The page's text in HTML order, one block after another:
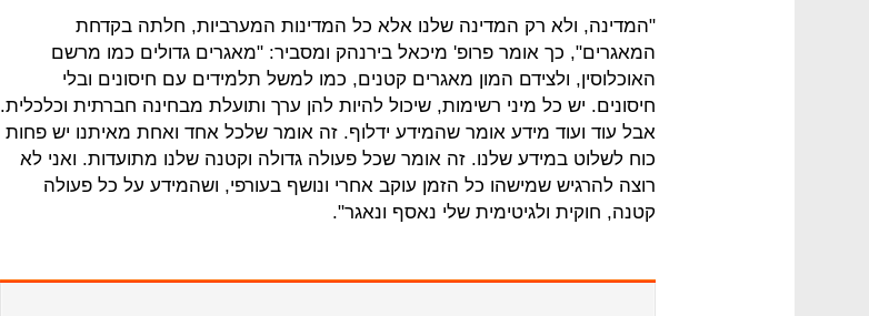
"המדינה, ולא רק המדינה שלנו אלא כל המדינות המערביות, חלתה בקדחת
המאגרים", כך אומר פרופ' מיכאל בירנהק ומסביר: "מאגרים גדולים כמו מרשם
האוכלוסין, ולצידם המון מאגרים קטנים, כמו למשל תלמידים עם חיסונים ובלי
חיסונים. יש כל מיני רשימות, שיכול להיות להן ערך ותועלת מבחינה חברתית וכלכלית.
אבל עוד ועוד מידע אומר שהמידע ידלוף. זה אומר שלכל אחד ואחת מאיתנו יש פחות
כוח לשלוט במידע שלנו. זה אומר שכל פעולה גדולה וקטנה שלנו מתועדות. ואני לא
רוצה להרגיש שמישהו כל הזמן עוקב אחרי ונושף בעורפי, ושהמידע על כל פעולה
קטנה, חוקית ולגיטימית שלי נאסף ונאגר".